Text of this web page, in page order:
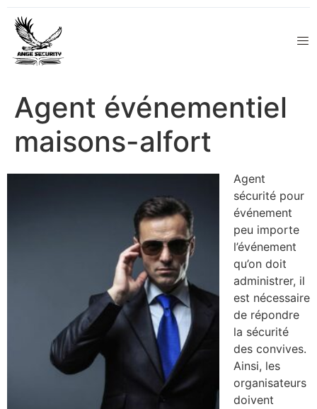
Agent événementiel
maisons-alfort
Agent
sécurité pour
événement
peu importe
l’événement
qu’on doit
administrer, il
est nécessaire
de répondre
la sécurité
des convives.
Ainsi, les
organisateurs
doivent